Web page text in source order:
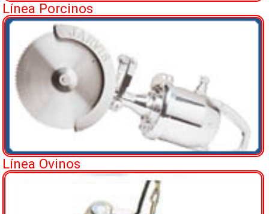
Línea Porcinos
Línea Ovinos